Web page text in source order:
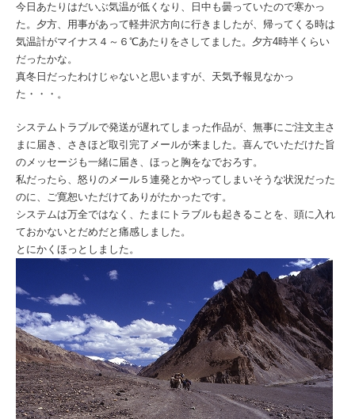
今日あたりはだいぶ気温が低くなり、日中も曇っていたので寒かっ
た。夕方、用事があって軽井沢方向に行きましたが、帰ってくる時は
気温計がマイナス４～６℃あたりをさしてました。夕方4時半くらい
だったかな。
真冬日だったわけじゃないと思いますが、天気予報見なかっ
た・・・。
システムトラブルで発送が遅れてしまった作品が、無事にご注文主さ
まに届き、さきほど取引完了メールが来ました。喜んでいただけた旨
のメッセージも一緒に届き、ほっと胸をなでおろす。
私だったら、怒りのメール５連発とかやってしまいそうな状況だった
のに、ご寛恕いただけてありがたかったです。
システムは万全ではなく、たまにトラブルも起きることを、頭に入れ
ておかないとだめだと痛感しました。
とにかくほっとしました。